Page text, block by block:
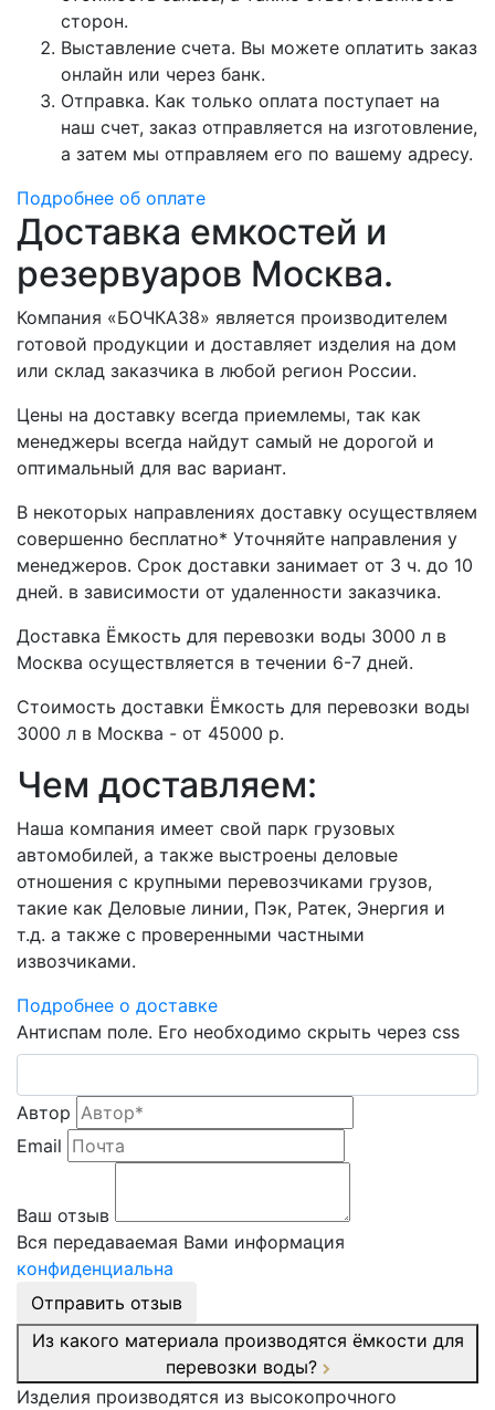
сторон.
Выставление счета. Вы можете оплатить заказ
онлайн или через банк.
Отправка. Как только оплата поступает на
наш счет, заказ отправляется на изготовление,
а затем мы отправляем его по вашему адресу.
Подробнее об оплате
Доставка емкостей и
резервуаров Москва.
Компания «БОЧКА38» является производителем
готовой продукции и доставляет изделия на дом
или склад заказчика в любой регион России.
Цены на доставку всегда приемлемы, так как
менеджеры всегда найдут самый не дорогой и
оптимальный для вас вариант.
В некоторых направлениях доставку осуществляем
совершенно бесплатно* Уточняйте направления у
менеджеров. Срок доставки занимает от 3 ч. до 10
дней. в зависимости от удаленности заказчика.
Доставка Ёмкость для перевозки воды 3000 л в
Москва осуществляется в течении 6-7 дней.
Стоимость доставки Ёмкость для перевозки воды
3000 л в Москва - от 45000 р.
Чем доставляем:
Наша компания имеет свой парк грузовых
автомобилей, а также выстроены деловые
отношения с крупными перевозчиками грузов,
такие как Деловые линии, Пэк, Ратек, Энергия и
т.д. а также с проверенными частными
извозчиками.
Подробнее о доставке
Антиспам поле. Его необходимо скрыть через css
Автор
Email
Ваш отзыв
Вся передаваемая Вами информация
конфиденциальна
Отправить отзыв
Из какого материала производятся ёмкости для
перевозки воды?
Изделия производятся из высокопрочного